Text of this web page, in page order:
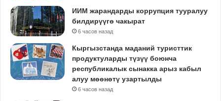
ИИМ жарандарды коррупция тууралуу
билдирүүгө чакырат
6 часов назад
Кыргызстанда маданий туристтик
продуктуларды түзүү боюнча
республикалык сынакка арыз кабыл
алуу мөөнөтү узартылды
6 часов назад